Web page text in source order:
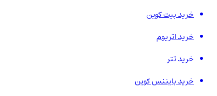
خرید بیت کوین
خرید اتریوم
خرید تتر
خرید بایننس کوین